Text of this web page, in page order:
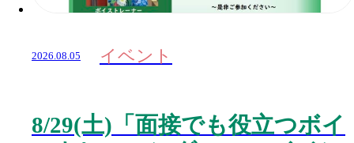
2026.08.05 イベント
8/29(土)「面接でも役立つボイ